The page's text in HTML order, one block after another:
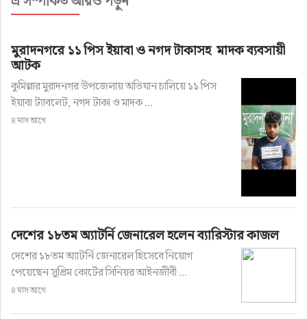
মুরাদনগরে ১১ পিস ইয়াবা ও নগদ টাকাসহ মাদক ব্যবসায়ী
আটক
কুমিল্লার মুরাদনগর উপজেলায় অভিযান চালিয়ে ১১ পিস
ইয়াবা ট্যাবলেট, নগদ টাকা ও মাদক ...
৪ মাস আগে
দেশের ১৮তম অ্যাটর্নি জেনারেল হলেন ব্যারিস্টার কাজল
দেশের ১৮তম অ্যাটর্নি জেনারেল হিসেবে নিয়োগ
পেয়েছেন সুপ্রিম কোর্টের সিনিয়র আইনজীবী ...
৪ মাস আগে